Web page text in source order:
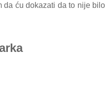
dа ću dokаzаti dа to nije bilo